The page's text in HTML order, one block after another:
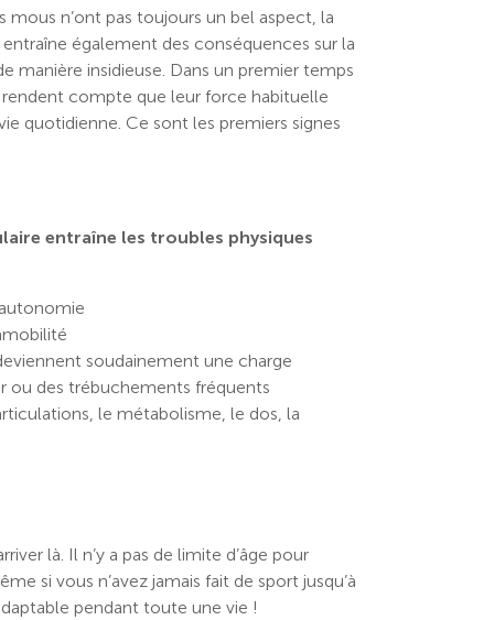
n’ont pas toujours un bel aspect, la
également des conséquences sur la
manière insidieuse. Dans un premier temps
compte que leur force habituelle
quotidienne. Ce sont les premiers signes
entraîne les troubles physiques
soudainement une charge
ou des trébuchements fréquents
le métabolisme, le dos, la
là. Il n’y a pas de limite d’âge pour
si vous n’avez jamais fait de sport jusqu’à
pendant toute une vie !